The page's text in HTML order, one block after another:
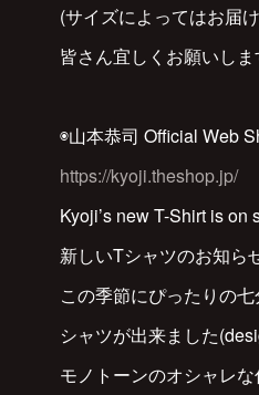
(サイズによってはお届
皆さん宜しくお願いし
◉山本恭司 Official Web
https://kyoji.theshop.jp/
Kyoji’s new T-Shirt is on
新しいTシャツのお知ら
この季節にぴったりの
シャツが出来ました
モノトーンのオシャレな